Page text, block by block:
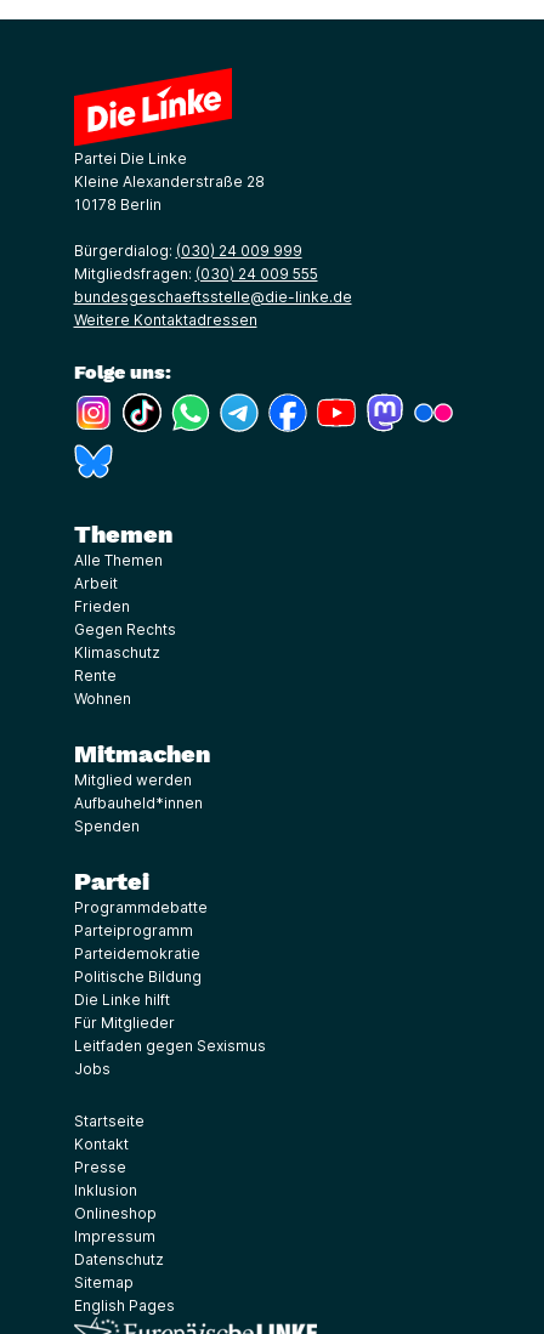
Partei Die Linke
Kleine Alexanderstraße 28
10178 Berlin
Bürgerdialog: (030) 24 009 999
Mitgliedsfragen: (030) 24 009 555
bundesgeschaeftsstelle@die-linke.de
Weitere Kontaktadressen
Folge uns:
(Link öffnet ein neues Fenster)
(Link öffnet ein neues Fenster)
(Link öffnet ein neues Fenster)
(Link öffnet ein neues Fenster)
(Link öffnet ein neues Fenster)
(Link öffnet ein neues
(Link öffnet ein
Themen
Alle Themen
Arbeit
Frieden
Gegen Rechts
Klimaschutz
Rente
Wohnen
Mitmachen
Mitglied werden
Aufbauheld*innen
Spenden
Partei
Programmdebatte
Parteiprogramm
Parteidemokratie
Politische Bildung
Die Linke hilft
Für Mitglieder
Leitfaden gegen Sexismus
Jobs
Startseite
Kontakt
Presse
Inklusion
Onlineshop
Impressum
Datenschutz
Sitemap
English Pages
(Link öffnet ein neues Fenster)